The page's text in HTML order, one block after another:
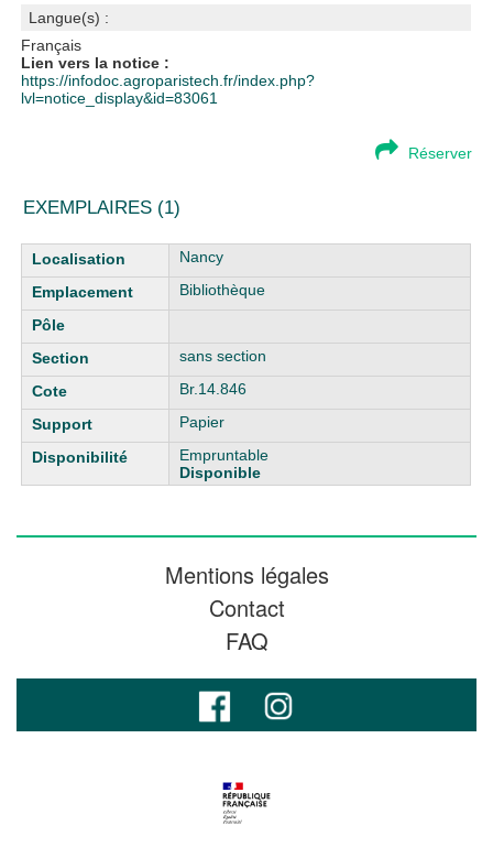
Langue(s) :
Français
Lien vers la notice :
https://infodoc.agroparistech.fr/index.php?
lvl=notice_display&id=83061
Réserver
EXEMPLAIRES (1)
Liste des exemplaires
Nancy
Bibliothèque
sans section
Br.14.846
Papier
Empruntable
Disponible
Mentions légales
Contact
FAQ